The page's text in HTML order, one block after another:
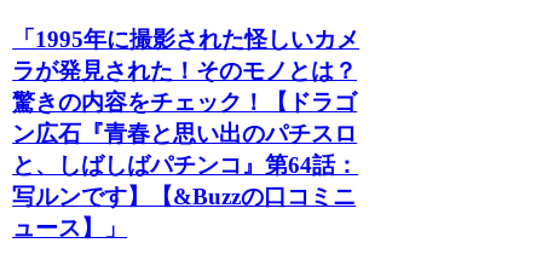
「1995年に撮影された怪しいカメ
ラが発見された！そのモノとは？
驚きの内容をチェック！【ドラゴ
ン広石『青春と思い出のパチスロ
と、しばしばパチンコ』第64話：
写ルンです】【&Buzzの口コミニ
ュース】」